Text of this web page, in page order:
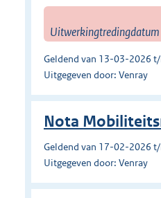
Geldend van 13-03-2026
Uitgegeven door: Venray
Nota
Geldend van 17-02-2026
Uitgegeven door: Venray